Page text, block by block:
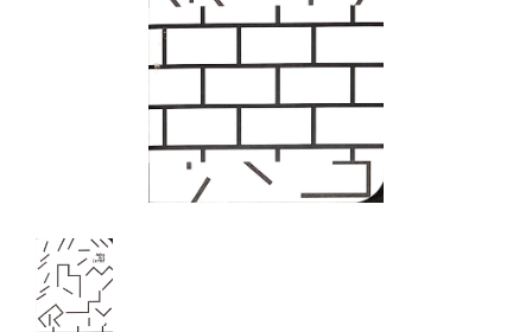
出演者
出版物
スカラシップ受賞者